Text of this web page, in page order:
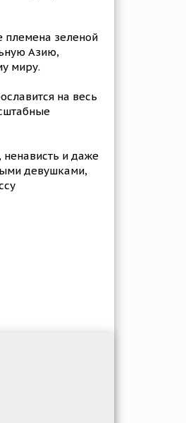
племена зеленой
Азию,
миру.
на весь
ненависть и даже
девушками,